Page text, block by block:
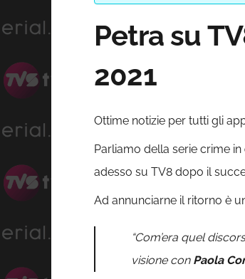
Petra su
2021
Ottime notizie per tutti gli
Parliamo della serie crime in
adesso su TV8 dopo il
Ad annunciarne il ritorno è
“Com’era quel
visione con Paola